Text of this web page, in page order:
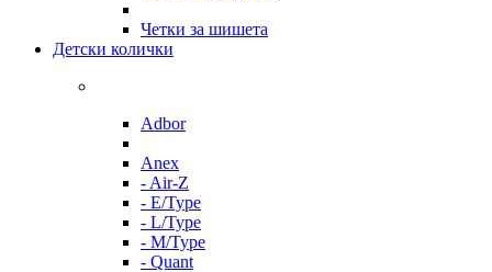
Четки за шишета
Детски колички
Adbor
Anex
- Air-Z
- E/Type
- L/Type
- M/Type
- Quant